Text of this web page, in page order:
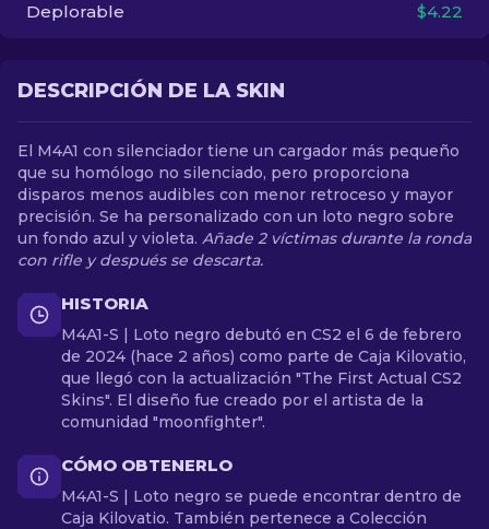
Deplorable $4.22
DESCRIPCIÓN DE LA SKIN
El M4A1 con silenciador tiene un cargador más pequeño
que su homólogo no silenciado, pero proporciona
disparos menos audibles con menor retroceso y mayor
precisión. Se ha personalizado con un loto negro sobre
un fondo azul y violeta. Añade 2 víctimas durante la ronda
con rifle y después se descarta.
HISTORIA
M4A1-S | Loto negro debutó en CS2 el 6 de febrero
de 2024 (hace 2 años) como parte de Caja Kilovatio,
que llegó con la actualización "The First Actual CS2
Skins". El diseño fue creado por el artista de la
comunidad "moonfighter".
CÓMO OBTENERLO
M4A1-S | Loto negro se puede encontrar dentro de
Caja Kilovatio. También pertenece a Colección